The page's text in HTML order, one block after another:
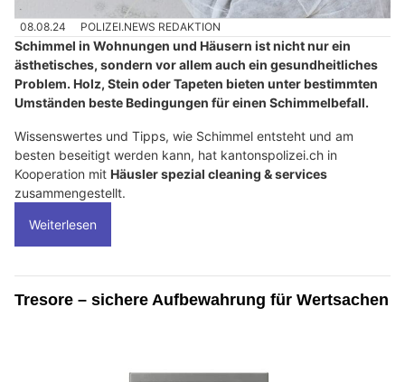
08.08.24 POLIZEI.NEWS REDAKTION
Schimmel in Wohnungen und Häusern ist nicht nur ein
ästhetisches, sondern vor allem auch ein gesundheitliches
Problem. Holz, Stein oder Tapeten bieten unter bestimmten
Umständen beste Bedingungen für einen Schimmelbefall.
Wissenswertes und Tipps, wie Schimmel entsteht und am
besten beseitigt werden kann, hat kantonspolizei.ch in
Kooperation mit Häusler spezial cleaning & services
zusammengestellt.
Weiterlesen
Tresore – sichere Aufbewahrung für Wertsachen